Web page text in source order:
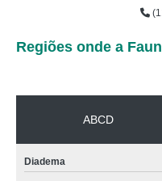
Regiões onde a
ABCD
Diadema